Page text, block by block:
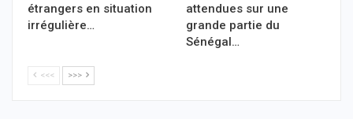
étrangers en situation
irrégulière…
attendues sur une
grande partie du
Sénégal…
<<< >>>